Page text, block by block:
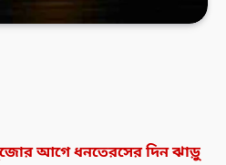
আগে ধনতেরসের দিন ঝাড়ু